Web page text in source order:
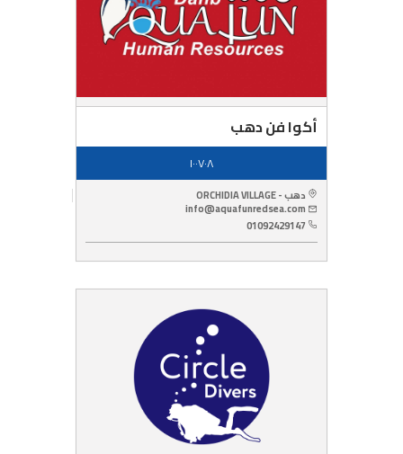
أكوا فن دهب
١٠٠٧٠٨
دهب - ORCHIDIA VILLAGE
info@aquafunredsea.com
01092429147